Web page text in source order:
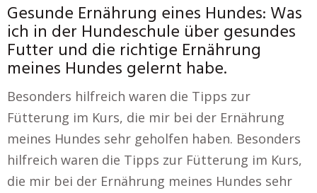
Gesunde Ernährung eines Hundes: Was
ich in der Hundeschule über gesundes
Futter und die richtige Ernährung
meines Hundes gelernt habe.
Besonders hilfreich waren die Tipps zur
Fütterung im Kurs, die mir bei der Ernährung
meines Hundes sehr geholfen haben. Besonders
hilfreich waren die Tipps zur Fütterung im Kurs,
die mir bei der Ernährung meines Hundes sehr